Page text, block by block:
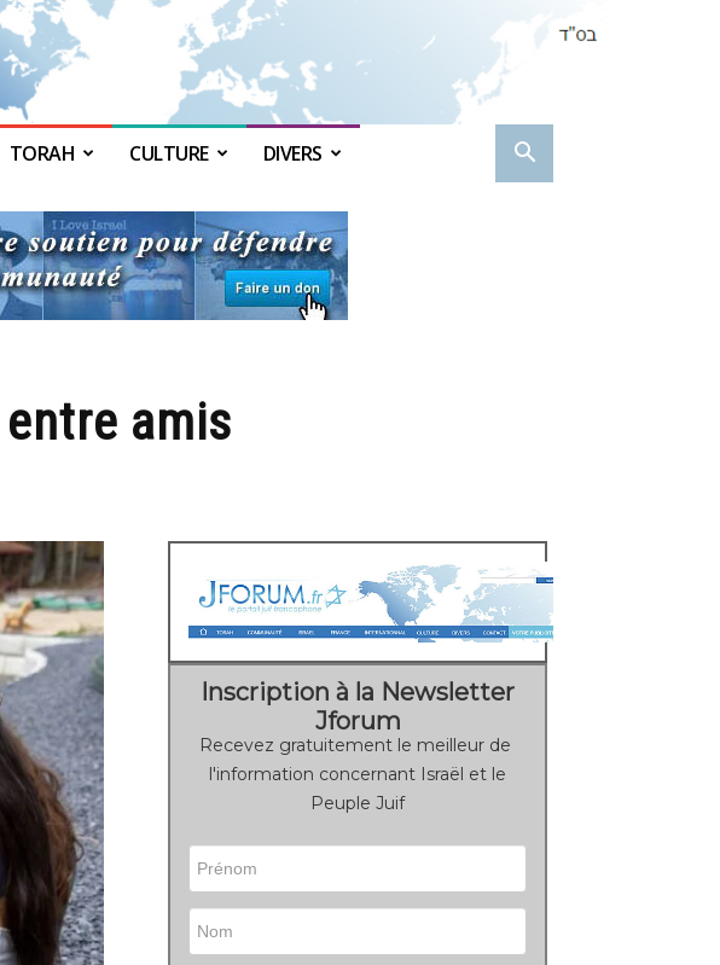
TORAH CULTURE DIVERS
amis
Inscription à la Newsletter
Jforum
Recevez gratuitement le meilleur de
l'information concernant Israël et le
Peuple Juif